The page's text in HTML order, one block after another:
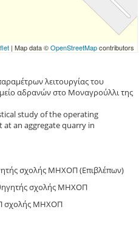
| Map data ©OpenStreetMapcontributors
λειτουργίας του
αδρανών στο Μοναγρούλλι της
study of the operating
an aggregate quarry in
σχολής ΜΗΧΟΠ (Επιβλέπων)
σχολής ΜΗΧΟΠ
σχολής ΜΗΧΟΠ